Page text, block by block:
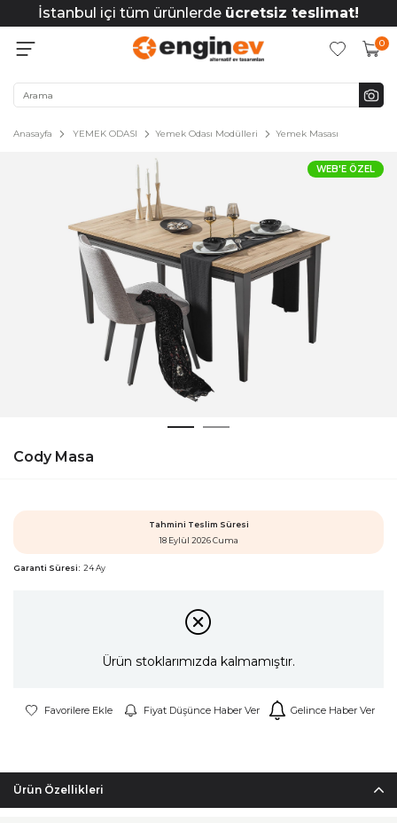
İstanbul içi tüm ürünlerde ücretsiz teslimat!
0
Anasayfa YEMEK ODASI Yemek Odası Modülleri Yemek Masası
WEB'E ÖZEL
Cody Masa
Tahmini Teslim Süresi
18 Eylül 2026 Cuma
Garanti Süresi: 24 Ay
Ürün stoklarımızda kalmamıştır.
Favorilere Ekle Fiyat Düşünce Haber Ver Gelince Haber Ver
Ürün Özellikleri